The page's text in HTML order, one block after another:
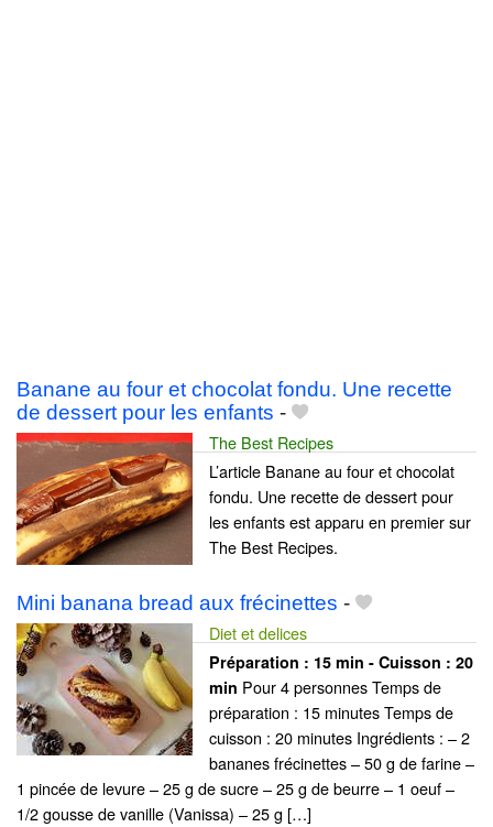
Banane au four et chocolat fondu. Une recette
de dessert pour les enfants -
The Best Recipes
L’article Banane au four et chocolat
fondu. Une recette de dessert pour
les enfants est apparu en premier sur
The Best Recipes.
Mini banana bread aux frécinettes -
Diet et delices
Préparation : 15 min - Cuisson : 20
min Pour 4 personnes Temps de
préparation : 15 minutes Temps de
cuisson : 20 minutes Ingrédients : – 2
bananes frécinettes – 50 g de farine –
1 pincée de levure – 25 g de sucre – 25 g de beurre – 1 oeuf –
1/2 gousse de vanille (Vanissa) – 25 g […]